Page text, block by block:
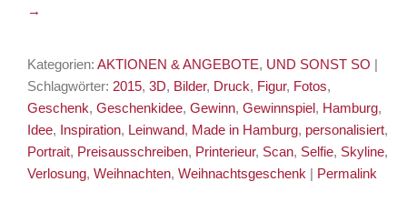
→
Kategorien:AKTIONEN & ANGEBOTE, UND SONST SO |
Schlagwörter: 2015,3D, Bilder, Druck, Figur, Fotos,
Geschenk,Geschenkidee,Gewinn,Gewinnspiel, Hamburg,
Idee, Inspiration, Leinwand, Made in Hamburg, personalisiert,
Portrait, Preisausschreiben, Printerieur, Scan, Selfie, Skyline,
Verlosung,Weihnachten,Weihnachtsgeschenk | Permalink